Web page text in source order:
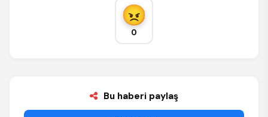
0
Bu haberi paylaş